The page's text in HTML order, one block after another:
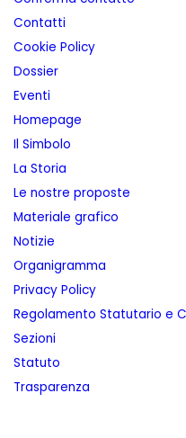
Contatti
Cookie Policy
Dossier
Eventi
Homepage
Il Simbolo
La Storia
Le nostre proposte
Materiale grafico
Notizie
Organigramma
Privacy Policy
Regolamento Statutario e
Sezioni
Statuto
Trasparenza